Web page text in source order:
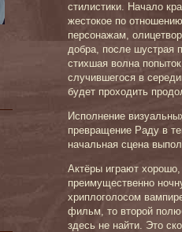
стилистики. Начало
жестокое по
персонажам,
добра, после шустрая
стихшая волна
случившегося в
будет проходить
Исполнение
превращение Раду в
начальная сцена
Актёры играют
преимущественно
хриплоголосом
фильм, то второй
здесь не найти. Это